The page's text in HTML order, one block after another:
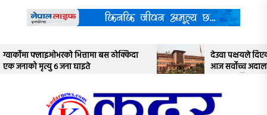
content
देउवा पक्षयले दिएकोे पुनरावलोकन निवेदनमाथि
आज सर्वोच्च अदालतका तीन न्यायाधीशले